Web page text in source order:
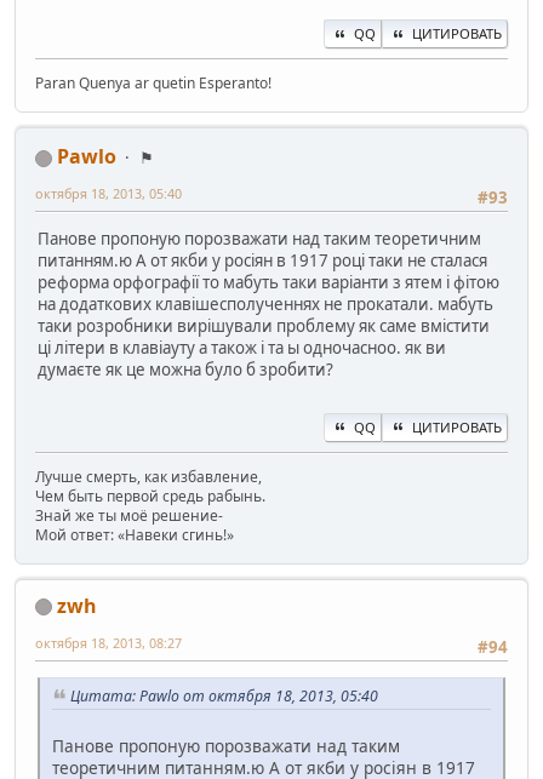
::Sx::Ŝ
::sx::ŝ
::1\::
SendInput {U+00A0}
Return
SendInput {U+0433}{U+0303}
Return
::Ё/::
SendInput {U+0413}{U+0303}
Return
::-\::
SendInput {U+0304}
QQ ЦИТИРОВАТЬ
Paran Quenya ar quetin Esperanto!
Pawlo
⚑
#93
октября 18, 2013, 05:40
Панове пропоную порозважати над таким теоретичним
питанням.ю А от якби у росіян в 1917 році таки не сталася
реформа орфографії то мабуть таки варіанти з ятем і фітою
на додаткових клавішесполученнях не прокатали. мабуть
таки розробники вирішували проблему як саме вмістити
ці літери в клавіауту а також і та ы одночасноо. як ви
думаєте як це можна було б зробити?
QQ ЦИТИРОВАТЬ
Лучше смерть, как избавление,
Чем быть первой средь рабынь.
Знай же ты моё решение-
Мой ответ: «Навеки сгинь!»
zwh
#94
октября 18, 2013, 08:27
Цитата: Pawlo от октября 18, 2013, 05:40
Панове пропоную порозважати над таким
теоретичним питанням.ю А от якби у росіян в 1917